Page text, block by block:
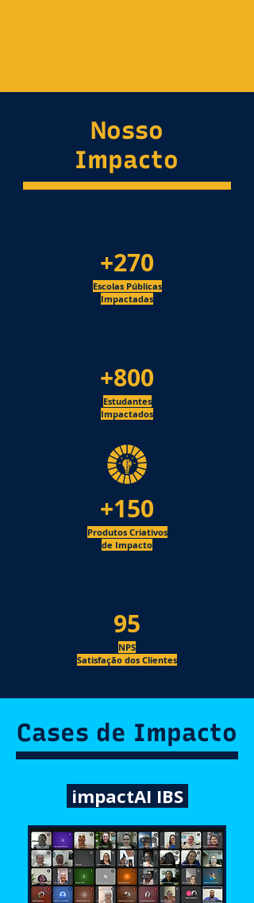
Nosso
Impacto
+270
Escolas Públicas
Impactadas
+800
Estudantes
Impactados
+150
Produtos Criativos
de Impacto
95
NPS
Satisfação dos Clientes
Cases de Impacto
impactAI IBS